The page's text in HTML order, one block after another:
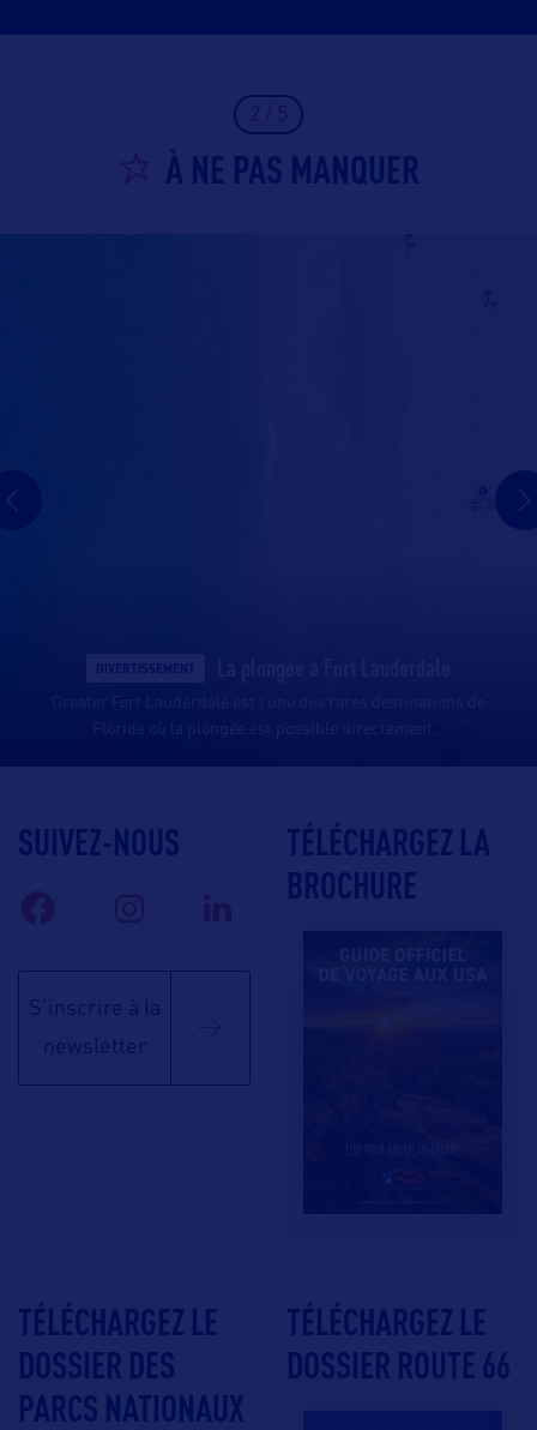
À NE PAS MANQUER
DIVERTISSEMENT
Greater Fort Lauderdale est l’une des rares destinations de
Floride où la plongée est possible directement
SUIVEZ-NOUS
S'inscrire à la
newsletter
TÉLÉCHARGEZ LA
BROCHURE
TÉLÉCHARGEZ LE
DOSSIER DES
PARCS NATIONAUX
TÉLÉCHARGEZ LE
DOSSIER ROUTE 66